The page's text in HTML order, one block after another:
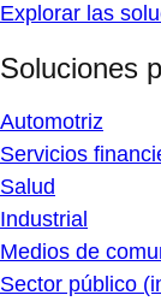
Explorar las
Soluciones
Automotriz
Servicios
Salud
Industrial
Medios de
Sector público